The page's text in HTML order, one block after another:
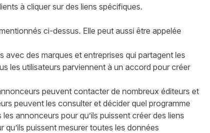
à cliquer sur des liens spécifiques.
ci-dessus. Elle peut aussi être appelée
des marques et entreprises qui partagent les
les utilisateurs parviennent à un accord pour créer
peuvent contacter de nombreux éditeurs et
peuvent les consulter et décider quel programme
annonceurs pour qu’ils puissent créer des liens
puissent mesurer toutes les données